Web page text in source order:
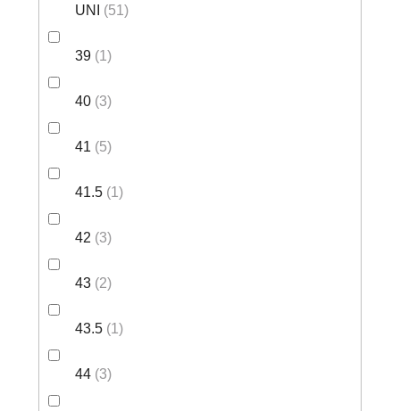
UNI 51
39 1
40 3
41 5
41.5 1
42 3
43 2
43.5 1
44 3